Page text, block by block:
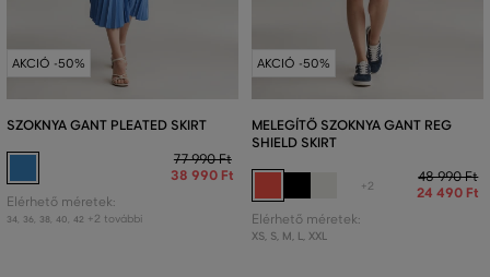
AKCIÓ -50%
SZOKNYA GANT PLEATED SKIRT
77 990 Ft
38 990 Ft
Elérhető méretek:
34 36 38 40 42 +2 további
AKCIÓ -50%
MELEGÍTŐ SZOKNYA GANT REG
SHIELD SKIRT
+2
48 990 Ft
24 490 Ft
Elérhető méretek:
XS, S, M, L, XXL